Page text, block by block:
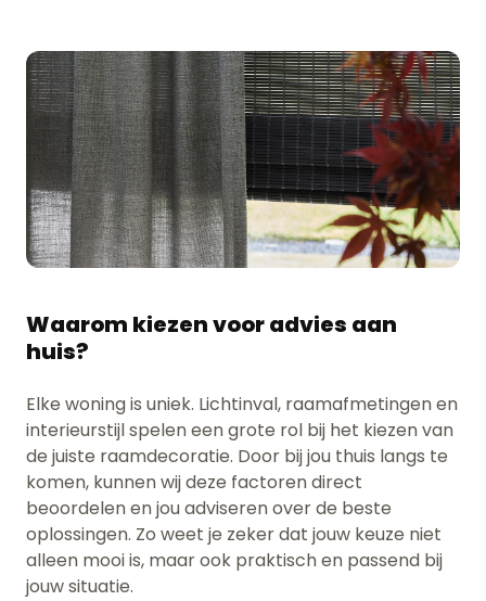
Waarom kiezen voor advies aan
huis?
Elke woning is uniek. Lichtinval, raamafmetingen en
interieurstijl spelen een grote rol bij het kiezen van
de juiste raamdecoratie. Door bij jou thuis langs te
komen, kunnen wij deze factoren direct
beoordelen en jou adviseren over de beste
oplossingen. Zo weet je zeker dat jouw keuze niet
alleen mooi is, maar ook praktisch en passend bij
jouw situatie.